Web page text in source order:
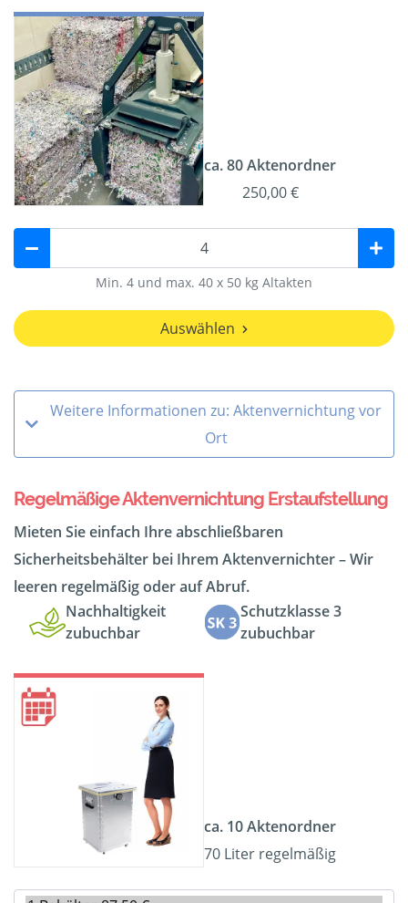
ca. 80 Aktenordner
250,00 €
Min. 4 und max. 40 x 50 kg Altakten
Auswählen
Weitere Informationen zu: Aktenvernichtung vor
Ort
Regelmäßige Aktenvernichtung Erstaufstellung
Mieten Sie einfach Ihre abschließbaren
Sicherheitsbehälter bei Ihrem Aktenvernichter – Wir
leeren regelmäßig oder auf Abruf.
Nachhaltigkeit
zubuchbar
Schutzklasse 3
zubuchbar
ca. 10 Aktenordner
70 Liter regelmäßig